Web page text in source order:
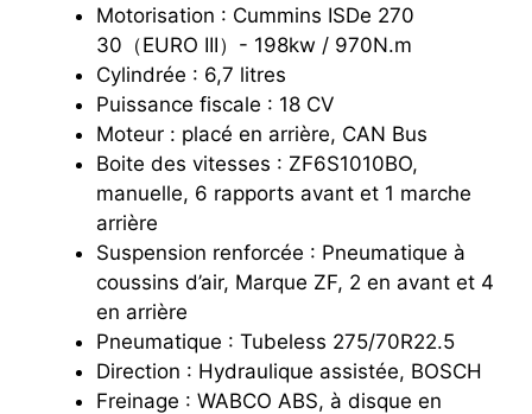
Motorisation : Cummins ISDe 270
30（EURO III）- 198kw / 970N.m
Cylindrée : 6,7 litres
Puissance fiscale : 18 CV
Moteur : placé en arrière, CAN Bus
Boite des vitesses : ZF6S1010BO,
manuelle, 6 rapports avant et 1 marche
arrière
Suspension renforcée : Pneumatique à
coussins d’air, Marque ZF, 2 en avant et 4
en arrière
Pneumatique : Tubeless 275/70R22.5
Direction : Hydraulique assistée, BOSCH
Freinage : WABCO ABS, à disque en